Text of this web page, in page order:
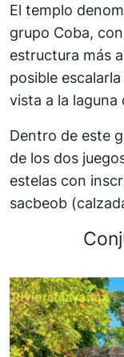
El templo
grupo Coba,
estructura más
posible
vista a la laguna
Dentro de este
de los dos
estelas con
sacbeob